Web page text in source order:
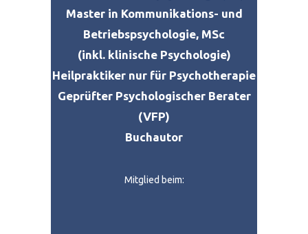
Master in Kommunikations- und
Betriebspsychologie, MSc
(inkl. klinische Psychologie)
Heilpraktiker nur für Psychotherapie
Geprüfter Psychologischer Berater
(VFP)
Buchautor
Mitglied beim: